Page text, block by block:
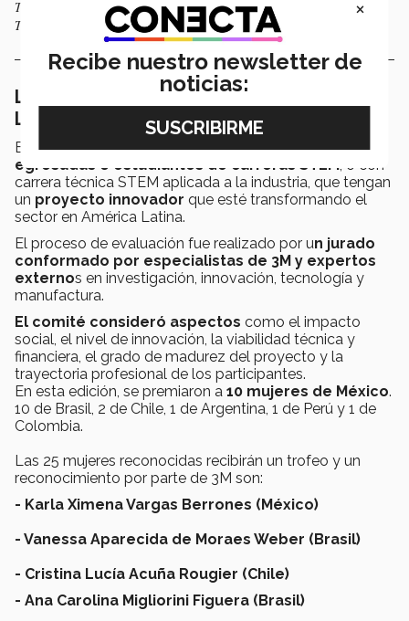
Tania Acevedo es egresada de la carrera de Biotecnología por parte del
Tec de Monterrey. Foto: Linkedin
La sexta edición 25 Mujeres en la Ciencia
Latinoamérica
Esta sexta edición estuvo dedicada amujeres
egresadas o estudiantes de carreras STEM, o con
carrera técnica STEM aplicada a la industria, que tengan
un proyecto innovador que esté transformando el
sector en América Latina.
El proceso de evaluación fue realizado por un jurado
conformado por especialistas de 3M y expertos
externos en investigación, innovación, tecnología y
manufactura.
El comité consideró aspectos como el impacto
social, el nivel de innovación, la viabilidad técnica y
financiera, el grado de madurez del proyecto y la
trayectoria profesional de los participantes.
En esta edición, se premiaron a 10 mujeres de México.
10 de Brasil, 2 de Chile, 1 de Argentina, 1 de Perú y 1 de
Colombia.
Las 25 mujeres reconocidas recibirán un trofeo y un
reconocimiento por parte de 3M son:
- Karla Ximena Vargas Berrones (México)
- Vanessa Aparecida de Moraes Weber (Brasil)
- Cristina Lucía Acuña Rougier (Chile)
- Ana Carolina Migliorini Figuera (Brasil)
×
Recibe nuestro newsletter de
noticias: